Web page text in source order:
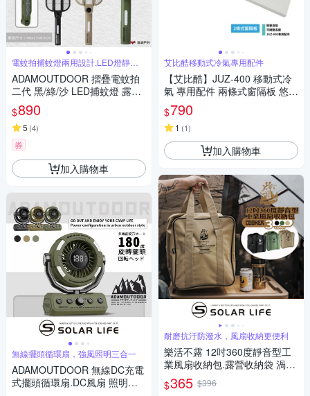
電蚊拍捕蚊燈兩用設計,LED燈靜態
引蚊蟲
ADAMOUTDOOR 摺疊電蚊拍
二代 黑/綠/沙 LED捕蚊燈 露營
悠遊戶外
$890
5 (4)
券
加入購物車
無線擺頭循環扇，強風照明三合一
ADAMOUTDOOR 無線DC充電
式擺頭循環扇.DC風扇 照明工
艾比酷移動式冷氣專用配件
【艾比酷】JUZ-400 移動式冷
氣 專用配件 兩條式窗隔板 悠遊
戶外
$790
1 (1)
加入購物車
耐磨抗汙防潑水，風扇收納更便利
樂活不露 12吋360度靜音型工
業風扇收納包.露營收納袋 渦輪
扇收納袋 循環扇袋 戶外電風扇
帳篷風扇
$365 $396